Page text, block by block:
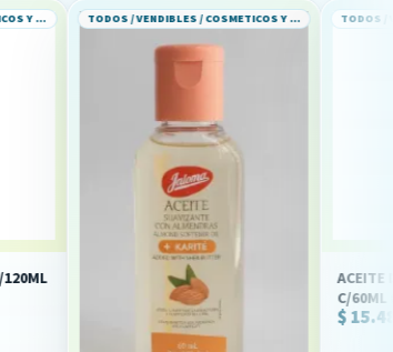
TODOS / VENDIBLES / COSMETICOS Y PERFUMERIA
ACEITE DE ARGAN
C/60ML